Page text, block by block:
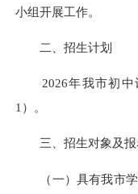
小组开展工作。
二、招生计划
2026年我市初中
1）。
三、招生对象及报
（一）具有我市学